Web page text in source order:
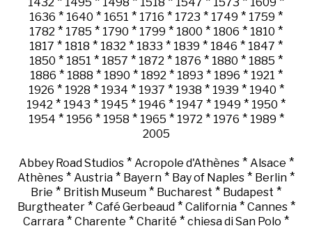
1636 * 1640 * 1651 * 1716 * 1723 * 1749 * 1759 *
1782 * 1785 * 1790 * 1799 * 1800 * 1806 * 1810 *
1817 * 1818 * 1832 * 1833 * 1839 * 1846 * 1847 *
1850 * 1851 * 1857 * 1872 * 1876 * 1880 * 1885 *
1886 * 1888 * 1890 * 1892 * 1893 * 1896 * 1921 *
1926 * 1928 * 1934 * 1937 * 1938 * 1939 * 1940 *
1942 * 1943 * 1945 * 1946 * 1947 * 1949 * 1950 *
1954 * 1956 * 1958 * 1965 * 1972 * 1976 * 1989 *
2005
Abbey Road Studios* Acropole d'Athènes* Alsace *
Athènes * Austria * Bayern * Bay of Naples * Berlin *
Brie * British Museum * Bucharest * Budapest *
Burgtheater* Café Gerbeaud* California* Cannes*
Carrara * Charente * Charité * chiesa di San Polo *